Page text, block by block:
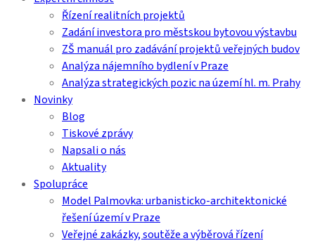
Řízení realitních projektů
Zadání investora pro městskou bytovou výstavbu
ZŠ manuál pro zadávání projektů veřejných budov
Analýza nájemního bydlení v Praze
Analýza strategických pozic na území hl. m. Prahy
Novinky
Blog
Tiskové zprávy
Napsali o nás
Aktuality
Spolupráce
Model Palmovka: urbanisticko-architektonické
řešení území v Praze
Veřejné zakázky, soutěže a výběrová řízení